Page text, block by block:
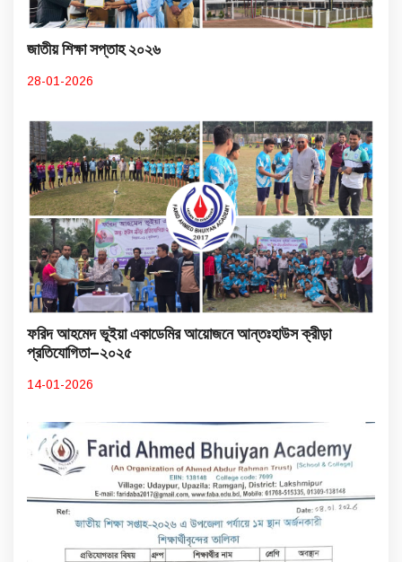
জাতীয় শিক্ষা সপ্তাহ ২০২৬
28-01-2026
ফরিদ আহমেদ ভূইয়া একাডেমির আয়োজনে আন্তঃহাউস ক্রীড়া
প্রতিযোগিতা–২০২৫
14-01-2026